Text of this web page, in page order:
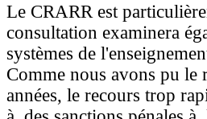
Le CRARR est
consultation examinera
systèmes de
Comme nous avons pu le
années, le recours trop